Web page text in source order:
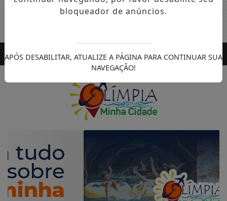
Entrar
bloqueador de anúncios.
APÓS DESABILITAR, ATUALIZE A PÁGINA PARA CONTINUAR SUA
NAVEGAÇÃO!